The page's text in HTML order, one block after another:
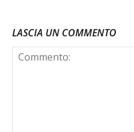
LASCIA UN COMMENTO